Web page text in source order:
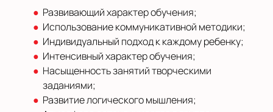
Развивающий характер обучения;
Использование коммуникативной методики;
Индивидуальный подход к каждому ребенку;
Интенсивный характер обучения;
Насыщенность занятий творческими
заданиями;
Развитие логического мышления;